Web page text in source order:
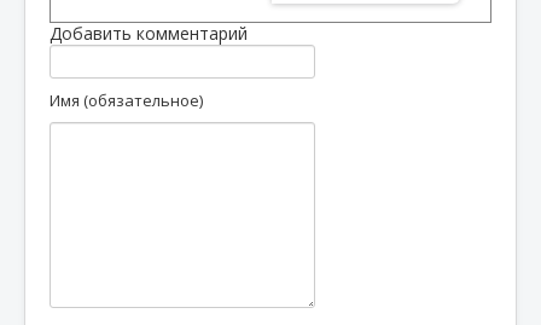
Добавить комментарий
Имя (обязательное)